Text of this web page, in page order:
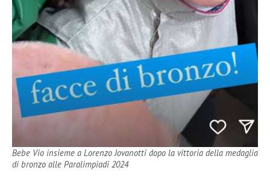
Bebe Vio insieme a Lorenzo Jovanotti dopo la vittoria della medaglia
di bronzo alle Paralimpiadi 2024